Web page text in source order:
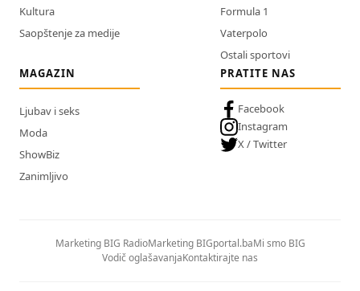
Kultura
Saopštenje za medije
Formula 1
Vaterpolo
Ostali sportovi
MAGAZIN
Ljubav i seks
Moda
ShowBiz
Zanimljivo
PRATITE NAS
Facebook
Instagram
X / Twitter
Marketing BIG RadioMarketing BIGportal.baMi smo BIG
Vodič oglašavanjaKontaktirajte nas